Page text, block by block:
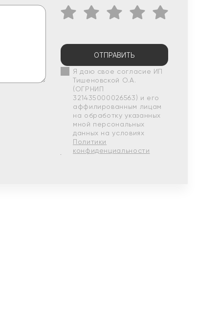
ОТПРАВИТЬ
Я даю свое согласие ИП
Тишеновской О.А.
(ОГРНИП
321435000026563) и его
аффилированным лицам
на обработку указанных
мной персональных
данных на условиях
Политики
конфиденциальности